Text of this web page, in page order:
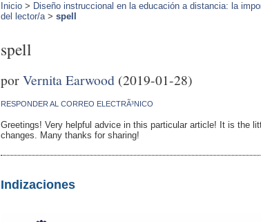
Inicio > Diseño instruccional en la educación a distancia: la
del lector/a> spell
spell
porVernita Earwood (2019-01-28)
RESPONDER AL CORREO ELECTRÃ³NICO
Greetings! Very helpful advice in this particular article! It is the
changes. Many thanks for sharing!
Indizaciones